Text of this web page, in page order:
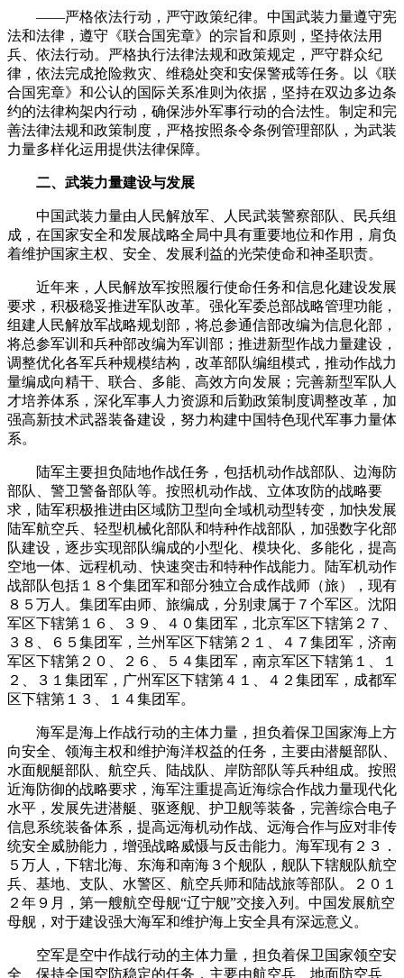
——严格依法行动，严守政策纪律。中国武装力量遵守宪
法和法律，遵守《联合国宪章》的宗旨和原则，坚持依法用
兵、依法行动。严格执行法律法规和政策规定，严守群众纪
律，依法完成抢险救灾、维稳处突和安保警戒等任务。以《联
合国宪章》和公认的国际关系准则为依据，坚持在双边多边条
约的法律构架内行动，确保涉外军事行动的合法性。制定和完
善法律法规和政策制度，严格按照条令条例管理部队，为武装
力量多样化运用提供法律保障。
二、武装力量建设与发展
中国武装力量由人民解放军、人民武装警察部队、民兵组
成，在国家安全和发展战略全局中具有重要地位和作用，肩负
着维护国家主权、安全、发展利益的光荣使命和神圣职责。
近年来，人民解放军按照履行使命任务和信息化建设发展
要求，积极稳妥推进军队改革。强化军委总部战略管理功能，
组建人民解放军战略规划部，将总参通信部改编为信息化部，
将总参军训和兵种部改编为军训部；推进新型作战力量建设，
调整优化各军兵种规模结构，改革部队编组模式，推动作战力
量编成向精干、联合、多能、高效方向发展；完善新型军队人
才培养体系，深化军事人力资源和后勤政策制度调整改革，加
强高新技术武器装备建设，努力构建中国特色现代军事力量体
系。
陆军主要担负陆地作战任务，包括机动作战部队、边海防
部队、警卫警备部队等。按照机动作战、立体攻防的战略要
求，陆军积极推进由区域防卫型向全域机动型转变，加快发展
陆军航空兵、轻型机械化部队和特种作战部队，加强数字化部
队建设，逐步实现部队编成的小型化、模块化、多能化，提高
空地一体、远程机动、快速突击和特种作战能力。陆军机动作
战部队包括１８个集团军和部分独立合成作战师（旅），现有
８５万人。集团军由师、旅编成，分别隶属于７个军区。沈阳
军区下辖第１６、３９、４０集团军，北京军区下辖第２７、
３８、６５集团军，兰州军区下辖第２１、４７集团军，济南
军区下辖第２０、２６、５４集团军，南京军区下辖第１、１
２、３１集团军，广州军区下辖第４１、４２集团军，成都军
区下辖第１３、１４集团军。
海军是海上作战行动的主体力量，担负着保卫国家海上方
向安全、领海主权和维护海洋权益的任务，主要由潜艇部队、
水面舰艇部队、航空兵、陆战队、岸防部队等兵种组成。按照
近海防御的战略要求，海军注重提高近海综合作战力量现代化
水平，发展先进潜艇、驱逐舰、护卫舰等装备，完善综合电子
信息系统装备体系，提高远海机动作战、远海合作与应对非传
统安全威胁能力，增强战略威慑与反击能力。海军现有２３．
５万人，下辖北海、东海和南海３个舰队，舰队下辖舰队航空
兵、基地、支队、水警区、航空兵师和陆战旅等部队。２０１
２年９月，第一艘航空母舰“辽宁舰”交接入列。中国发展航空
母舰，对于建设强大海军和维护海上安全具有深远意义。
空军是空中作战行动的主体力量，担负着保卫国家领空安
全、保持全国空防稳定的任务，主要由航空兵、地面防空兵、